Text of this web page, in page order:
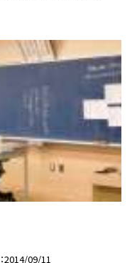
2014/09/11